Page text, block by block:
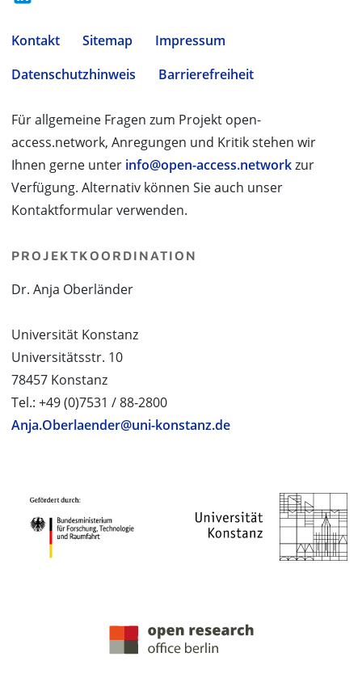
Kontakt Sitemap
Impressum
Datenschutzhinweis
Barrierefreiheit
Für allgemeine Fragen zum Projekt open-
access.network, Anregungen und Kritik stehen wir
Ihnen gerne unter info@open-access.networkzur
Verfügung. Alternativ können Sie auch unser
Kontaktformular verwenden.
PROJEKTKOORDINATION
Dr. Anja Oberländer
Universität Konstanz
Universitätsstr. 10
78457 Konstanz
Tel.: +49 (0)7531 / 88-2800
Anja.Oberlaender@uni-konstanz.de